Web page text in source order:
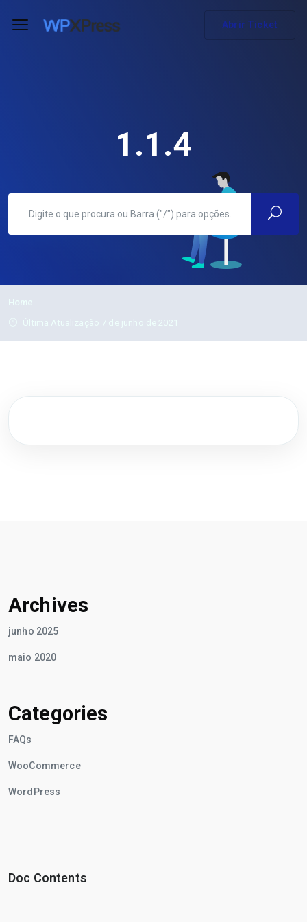
Abrir Ticket
1.1.4
Home
Última Atualização 7 de junho de 2021
Archives
junho 2025
maio 2020
Categories
FAQs
WooCommerce
WordPress
Doc Contents